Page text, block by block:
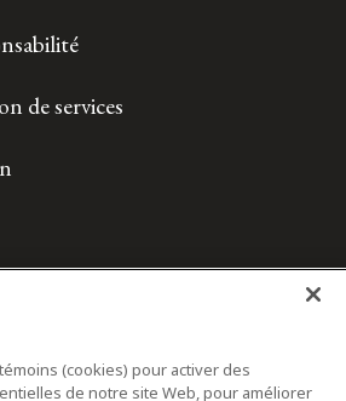
de services
(cookies) pour activer des
de notre site Web, pour améliorer